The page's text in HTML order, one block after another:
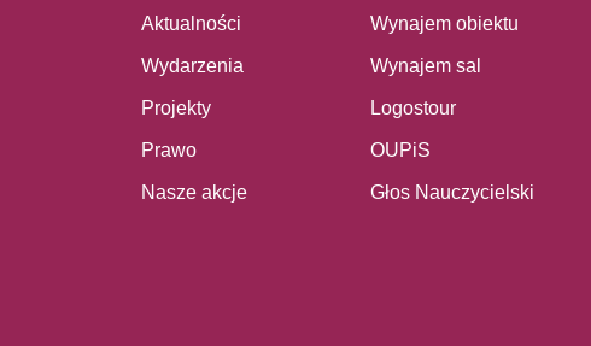
Aktualności
Wydarzenia
Projekty
Prawo
Nasze akcje
Wynajem obiektu
Wynajem sal
Logostour
OUPiS
Głos Nauczycielski